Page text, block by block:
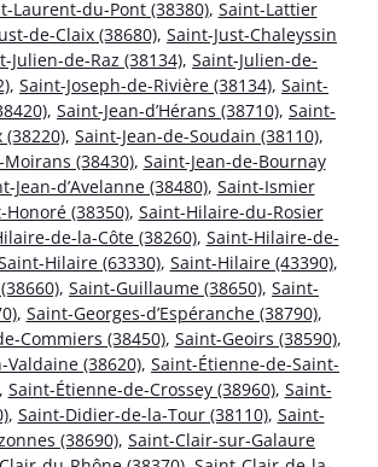
Laurent-du-Pont (38380), Saint-Lattier
de-Claix (38680), Saint-Just-Chaleyssin
Julien-de-Raz (38134), Saint-Julien-de-
, Saint-Joseph-de-Rivière (38134), Saint-
, Saint-Jean-d’Hérans (38710), Saint-
(38220), Saint-Jean-de-Soudain (38110),
(38430), Saint-Jean-de-Bournay
Jean-d’Avelanne (38480), Saint-Ismier
Honoré (38350), Saint-Hilaire-du-Rosier
de-la-Côte (38260), Saint-Hilaire-de-
Hilaire (63330), Saint-Hilaire (43390),
, Saint-Guillaume (38650), Saint-
, Saint-Georges-d’Espéranche (38790),
Commiers (38450), Saint-Geoirs (38590),
(38620), Saint-Étienne-de-Saint-
Saint-Étienne-de-Crossey (38960), Saint-
, Saint-Didier-de-la-Tour (38110), Saint-
(38690), Saint-Clair-sur-Galaure